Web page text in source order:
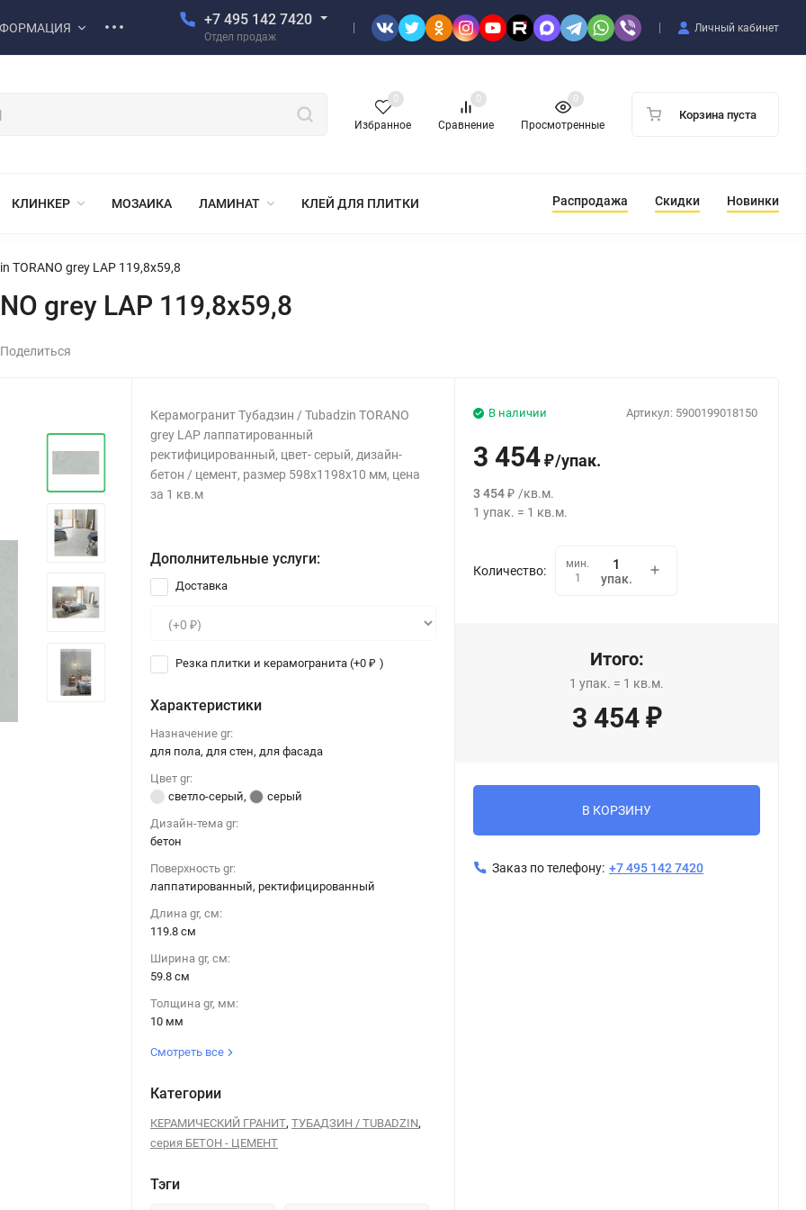
+7 495 142 7420
Отдел продаж
Личный кабинет
Избранное
0
Сравнение
0
Просмотренные
0
Корзина пуста
КЛИНКЕР МОЗАИКА ЛАМИНАТ КЛЕЙ ДЛЯ ПЛИТКИ Распродажа Скидки Новинки
TORANO grey LAP 119,8x59,8
grey LAP 119,8x59,8
Поделиться
Керамогранит Tubadzin TORANO grey LAP 119,8x59,8
Керамогранит Тубадзин / Tubadzin TORANO
grey LAP лаппатированный
ректифицированный, цвет- серый, дизайн-
бетон / цемент, размер 598x1198x10 мм, цена
за 1 кв.м
Дополнительные услуги:
Доставка
Резка плитки и керамогранита (+0₽ )
Характеристики
Назначение gr:
для пола, для стен, для фасада
Цвет gr:
светло-серый,
серый
Дизайн-тема gr:
бетон
Поверхность gr:
лаппатированный, ректифицированный
Длина gr, см:
119.8 см
Ширина gr, см:
59.8 см
Толщина gr, мм:
10 мм
Смотреть все
Категории
КЕРАМИЧЕСКИЙ ГРАНИТ,ТУБАДЗИН / TUBADZIN,
серия БЕТОН - ЦЕМЕНТ
Тэги
Артикул: 5900199018150
В наличии
3 454 ₽/упак.
3 454 ₽ /кв.м.
1 упак. = 1 кв.м.
Количество:
мин.
1
упак.
Итого:
1 упак. = 1 кв.м.
3 454 ₽
В КОРЗИНУ
Заказ по телефону: +7 495 142 7420